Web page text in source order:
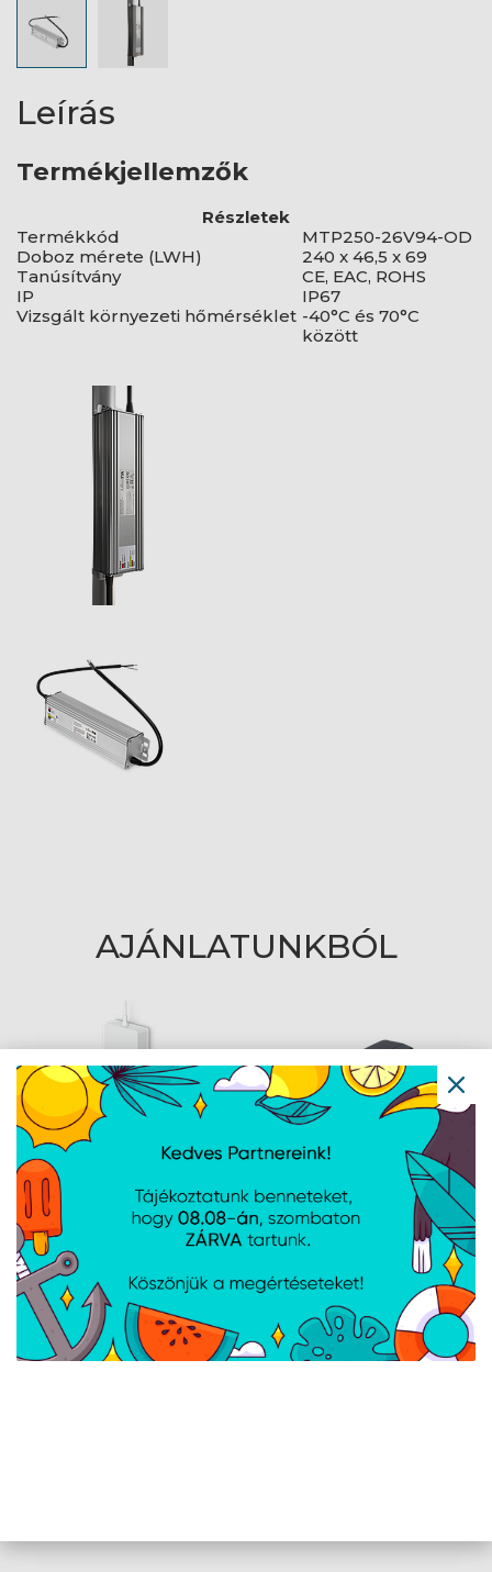
Leírás
Termékjellemzők
Részletek
Termékkód
MTP250-26V94-OD
Doboz mérete (LWH)
240 x 46,5 x 69
Tanúsítvány
CE, EAC, ROHS
IP
IP67
Vizsgált környezeti hőmérséklet -40°C és 70°C
között
AJÁNLATUNKBÓL
Ubiquiti AC Adapter
210W 54V
Teltonika EU tápegység,
9 W